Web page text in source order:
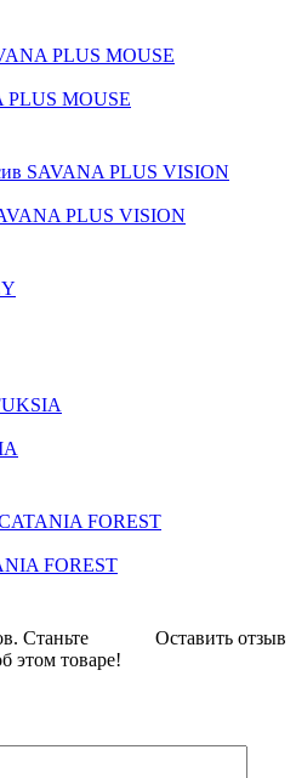
PLUS MOUSE
PLUS VISION
FOREST
Оставить отзыв
Станьте
этом товаре!